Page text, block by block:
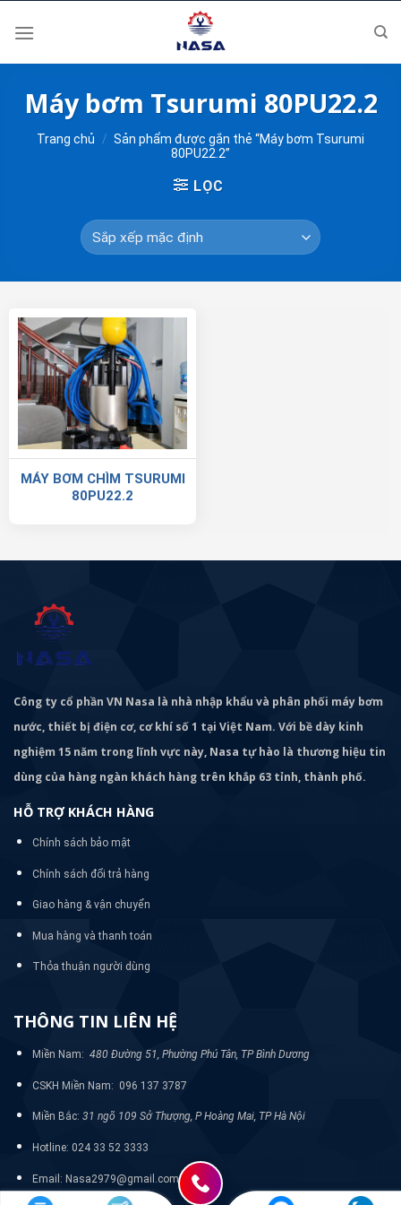
Máy bơm Tsurumi 80PU22.2
Trang chủ / Sản phẩm được gắn thẻ “Máy bơm Tsurumi
80PU22.2”
LỌC
MÁY BƠM CHÌM TSURUMI
80PU22.2
Công ty cổ phần VN Nasa là nhà nhập khẩu và phân phối máy bơm
nước, thiết bị điện cơ, cơ khí số 1 tại Việt Nam. Với bề dày kinh
nghiệm 15 năm trong lĩnh vực này, Nasa tự hào là thương hiệu tin
dùng của hàng ngàn khách hàng trên khắp 63 tỉnh, thành phố.
HỖ TRỢ KHÁCH HÀNG
Chính sách bảo mật
Chính sách đổi trả hàng
Giao hàng & vận chuyển
Mua hàng và thanh toán
Thỏa thuận người dùng
THÔNG TIN LIÊN HỆ
Miền Nam: 480 Đường 51, Phường Phú Tân, TP Bình Dương
CSKH Miền Nam: 096 137 3787
Miền Bắc: 31 ngõ 109 Sở Thượng, P Hoàng Mai, TP Hà Nội
Hotline: 024 33 52 3333
Email: Nasa2979@gmail.com